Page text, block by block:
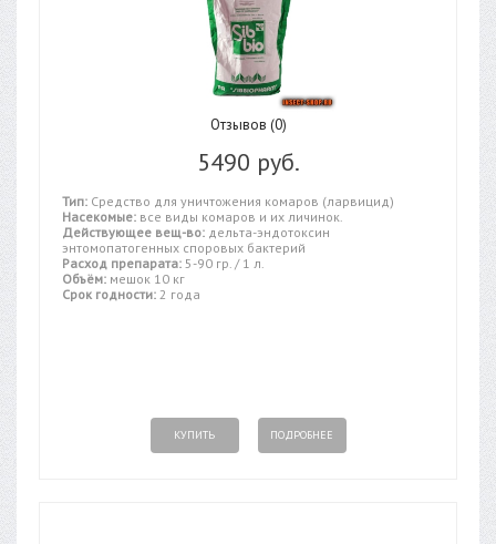
Отзывов (0)
5490 руб.
Тип: Средство для уничтожения комаров (ларвицид)
Насекомые: все виды комаров и их личинок.
Действующее вещ-во: дельта-эндотоксин
энтомопатогенных споровых бактерий
Расход препарата: 5-90 гр. / 1 л.
Объём: мешок 10 кг
Срок годности: 2 года
КУПИТЬ ПОДРОБНЕЕ